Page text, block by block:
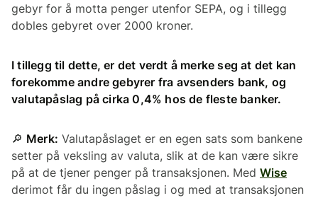
gebyr for å motta penger utenfor SEPA, og i tillegg
dobles gebyret over 2000 kroner.
I tillegg til dette, er det verdt å merke seg at det kan
forekomme andre gebyrer fra avsenders bank, og
valutapåslag på cirka 0,4% hos de fleste banker.
🔎 Merk: Valutapåslaget er en egen sats som bankene
setter på veksling av valuta, slik at de kan være sikre
på at de tjener penger på transaksjonen. Med Wise
derimot får du ingen påslag i og med at transaksjonen